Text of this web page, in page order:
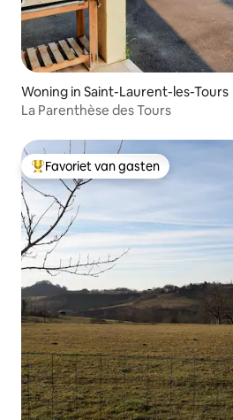
Woning in Saint-Laurent-les-Tours
La Parenthèse des Tours
Topfavoriet van gasten
Favoriet van gasten